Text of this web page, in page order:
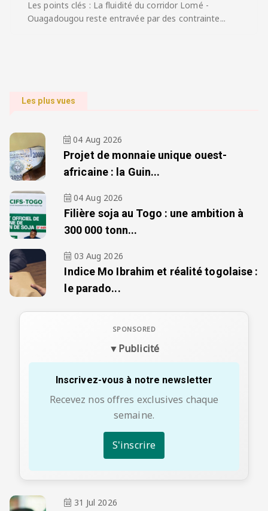
Les points clés : La fluidité du corridor Lomé -
Ouagadougou reste entravée par des contrainte...
Les plus vues
04 Aug 2026
Projet de monnaie unique ouest-
africaine : la Guin...
04 Aug 2026
Filière soja au Togo : une ambition à
300 000 tonn...
03 Aug 2026
Indice Mo Ibrahim et réalité togolaise :
le parado...
▼Publicité
Inscrivez-vous à notre newsletter
Recevez nos offres exclusives chaque
semaine.
S'inscrire
31 Jul 2026